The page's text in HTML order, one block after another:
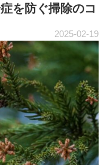
を防ぐ掃除のコ
2025-02-19